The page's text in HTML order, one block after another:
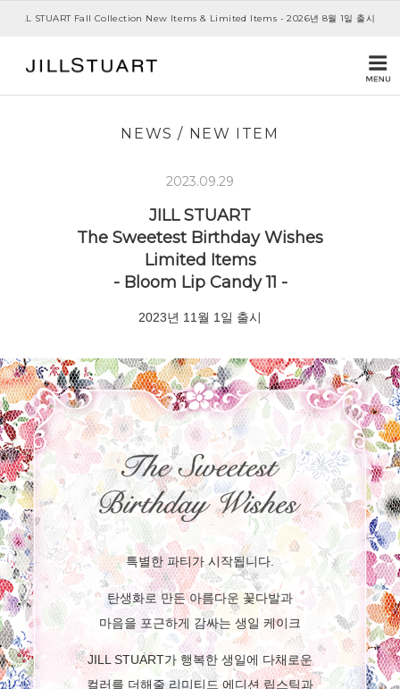
JILL STUART 20th Anniversary- Story III -Monthly Collection - 2026년 7월 1일 출
NEWS / NEW ITEM
2023.09.29
JILL STUART
The Sweetest Birthday Wishes
Limited Items
- Bloom Lip Candy 11 -
2023년 11월 1일 출시
특별한 파티가 시작됩니다.
탄생화로 만든 아름다운 꽃다발과
마음을 포근하게 감싸는 생일 케이크
JILL STUART가 행복한 생일에 다채로운
컬러를 더해줄 리미티드 에디션 립스틱과